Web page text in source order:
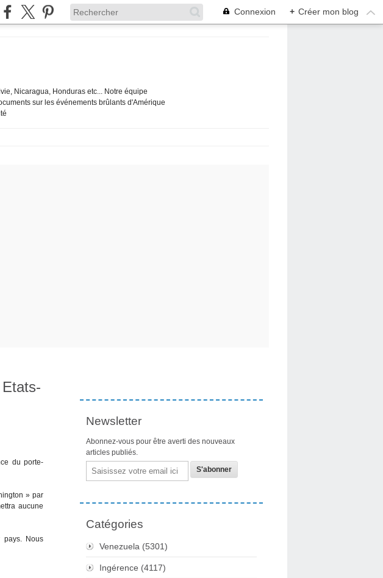
Connexion + Créer mon blog
Nicaragua, Honduras etc... Notre équipe
sur les événements brûlants d'Amérique
du porte-
» par
aucune
pays. Nous
Newsletter
Abonnez-vous pour être averti des nouveaux
articles publiés.
Email
Catégories
Venezuela (5301)
Ingérence (4117)